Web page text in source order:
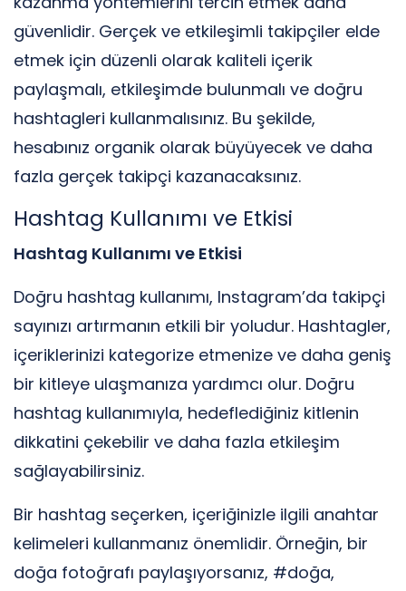
güvenlidir. Gerçek ve etkileşimli takipçiler elde
etmek için düzenli olarak kaliteli içerik
paylaşmalı, etkileşimde bulunmalı ve doğru
hashtagleri kullanmalısınız. Bu şekilde,
hesabınız organik olarak büyüyecek ve daha
fazla gerçek takipçi kazanacaksınız.
Hashtag Kullanımı ve Etkisi
Hashtag Kullanımı ve Etkisi
Doğru hashtag kullanımı, Instagram’da takipçi
sayınızı artırmanın etkili bir yoludur. Hashtagler,
içeriklerinizi kategorize etmenize ve daha geniş
bir kitleye ulaşmanıza yardımcı olur. Doğru
hashtag kullanımıyla, hedeflediğiniz kitlenin
dikkatini çekebilir ve daha fazla etkileşim
sağlayabilirsiniz.
Bir hashtag seçerken, içeriğinizle ilgili anahtar
kelimeleri kullanmanız önemlidir. Örneğin, bir
doğa fotoğrafı paylaşıyorsanız, #doğa,